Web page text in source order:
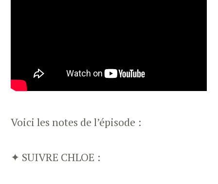
Voici les notes de l’épisode :
✦ SUIVRE CHLOE :